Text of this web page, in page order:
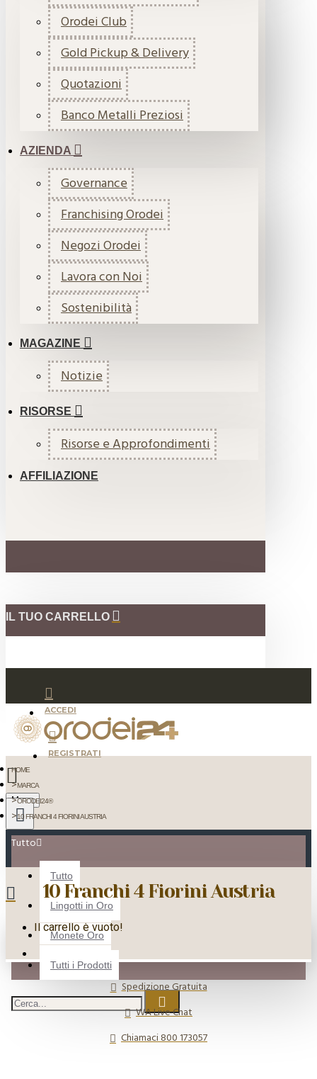
Orodei Club
Gold Pickup & Delivery
Quotazioni
Banco Metalli Preziosi
AZIENDA
Governance
Franchising Orodei
Negozi Orodei
Lavora con Noi
Sostenibilità
MAGAZINE
Notizie
RISORSE
Risorse e Approfondimenti
AFFILIAZIONE
IL TUO CARRELLO
ACCEDI
REGISTRATI
Menu
Tutto
Tutto
Lingotti in Oro
Monete Oro
Tutti i Prodotti
Il carrello è vuoto!
HOME
MARCA
ORODEI24®
10 FRANCHI 4 FIORINI AUSTRIA
10 Franchi 4 Fiorini Austria
Spedizione Gratuita
WA Live Chat
Chiamaci 800 173057